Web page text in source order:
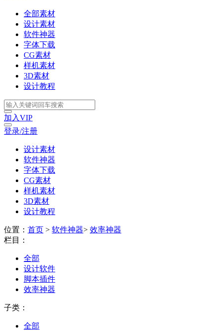
全部素材
设计素材
软件神器
字体下载
CG素材
样机素材
3D素材
设计教程
加入VIP
登录/注册
设计素材
软件神器
字体下载
CG素材
样机素材
3D素材
设计教程
位置： 首页 > 软件神器> 效率神器
栏目：
全部
设计软件
脚本插件
效率神器
子类：
全部